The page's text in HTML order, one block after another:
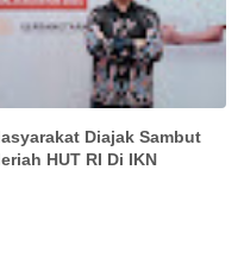
Diajak Sambut
HUT RI Di IKN